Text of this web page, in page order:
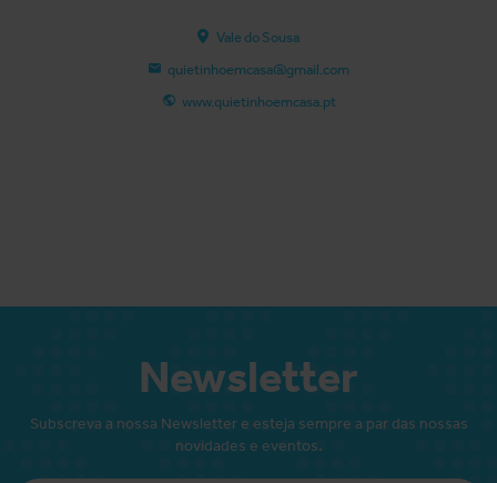
Vale do Sousa
quietinhoemcasa@gmail.com
www.quietinhoemcasa.pt
Newsletter
Subscreva a nossa Newsletter e esteja sempre a par das nossas
novidades e eventos.